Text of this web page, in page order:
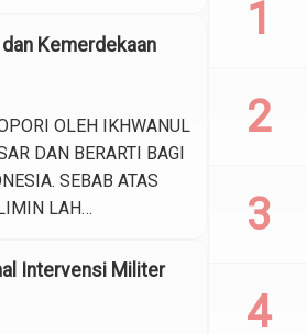
tindakan kekerasan
Ikhwanul
kudeta militer
[…]
Kemerdekaan
OLEH IKHWANUL
DAN BERARTI BAGI
SEBAB ATAS
LAH
REPUBLIK
Sebelum
selalu diklaim
Intervensi Militer